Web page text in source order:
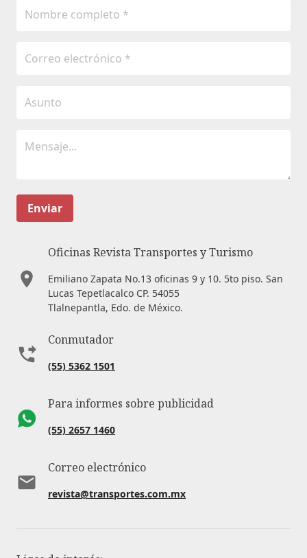
Enviar
Oficinas Revista Transportes y Turismo
Emiliano Zapata No.13 oficinas 9 y 10. 5to piso. San
Lucas Tepetlacalco CP. 54055
Tlalnepantla, Edo. de México.
Conmutador
(55) 5362 1501
Para informes sobre publicidad
(55) 2657 1460
Correo electrónico
revista@transportes.com.mx